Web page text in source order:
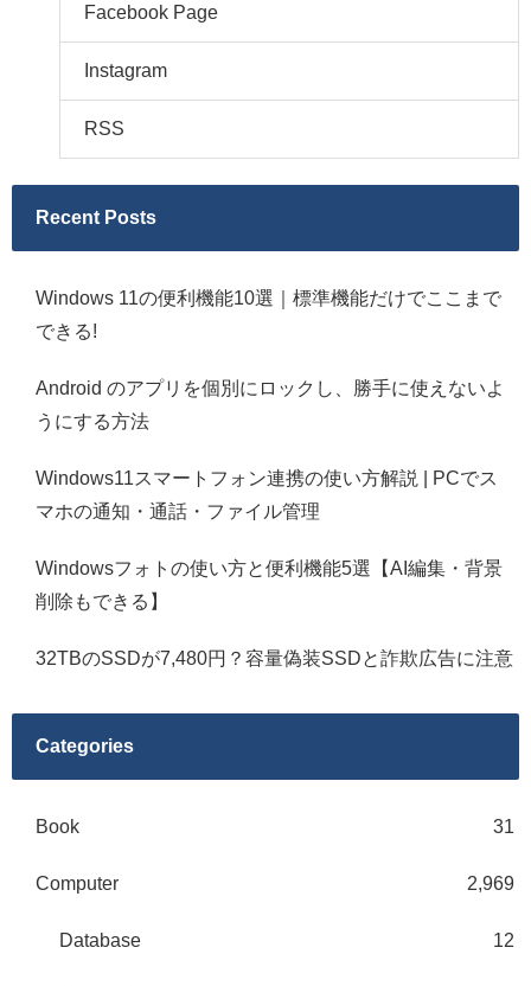
Facebook Page
Instagram
RSS
Recent Posts
Windows 11の便利機能10選｜標準機能だけでここまで
できる!
Android のアプリを個別にロックし、勝手に使えないよ
うにする方法
Windows11スマートフォン連携の使い方解説 | PCでス
マホの通知・通話・ファイル管理
Windowsフォトの使い方と便利機能5選【AI編集・背景
削除もできる】
32TBのSSDが7,480円？容量偽装SSDと詐欺広告に注意
Categories
Book 31
Computer 2,969
Database 12